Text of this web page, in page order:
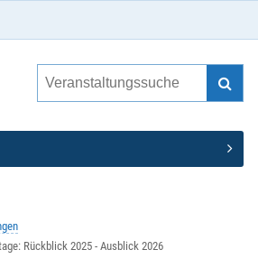
Rückblick 2025 - Ausblick 2026